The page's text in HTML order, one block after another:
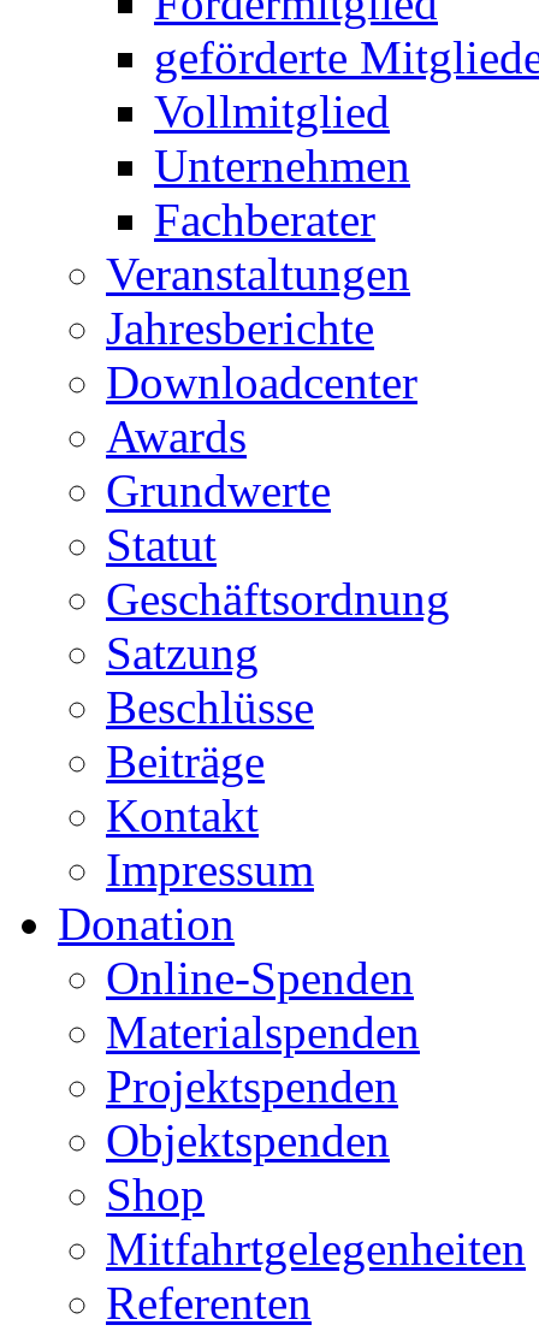
geförderte
Vollmitglied
Unternehmen
Fachberater
Veranstaltungen
Jahresberichte
Downloadcenter
Awards
Grundwerte
Statut
Geschäftsordnung
Satzung
Beschlüsse
Beiträge
Kontakt
Impressum
Donation
Online-Spenden
Materialspenden
Projektspenden
Objektspenden
Shop
Mitfahrtgelegenheiten
Referenten